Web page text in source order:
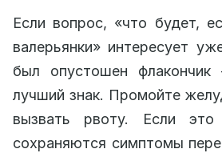
Если вопрос, «что будет,
валерьянки» интересует
был опустошен
лучший знак. Промойте
вызвать рвоту. Если
сохраняются симптомы